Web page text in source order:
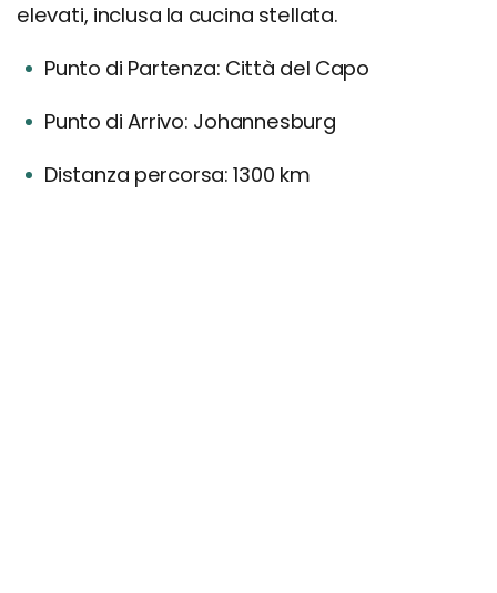
elevati, inclusa la cucina stellata.
Punto di Partenza: Città del Capo
Punto di Arrivo: Johannesburg
Distanza percorsa: 1300 km